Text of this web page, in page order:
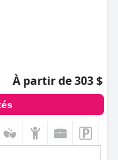
À partir de 303 $